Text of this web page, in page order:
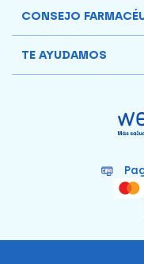
CONSEJO
TE AYUDAMOS